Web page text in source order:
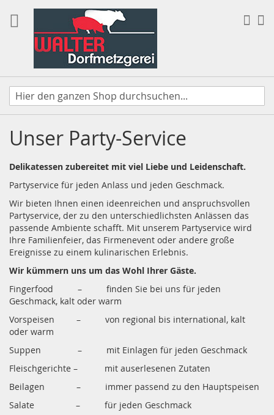
zum
Inhalt
Unser Party-Service
Delikatessen zubereitet mit viel Liebe und Leidenschaft.
Partyservice für jeden Anlass und jeden Geschmack.
Wir bieten Ihnen einen ideenreichen und anspruchsvollen
Partyservice, der zu den unterschiedlichsten Anlässen das
passende Ambiente schafft. Mit unserem Partyservice wird
Ihre Familienfeier, das Firmenevent oder andere große
Ereignisse zu einem kulinarischen Erlebnis.
Wir kümmern uns um das Wohl Ihrer Gäste.
Fingerfood – finden Sie bei uns für jeden
Geschmack, kalt oder warm
Vorspeisen – von regional bis international, kalt
oder warm
Suppen – mit Einlagen für jeden Geschmack
Fleischgerichte – mit auserlesenen Zutaten
Beilagen – immer passend zu den Hauptspeisen
Salate – für jeden Geschmack